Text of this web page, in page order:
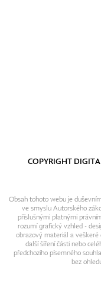
COPYRIGHT
Obsah tohoto webu je
ve smyslu Autorského
příslušnými platnými
rozumí grafický vzhled -
obrazový materiál a veškeré
další šíření části nebo
předchozího písemného
bez